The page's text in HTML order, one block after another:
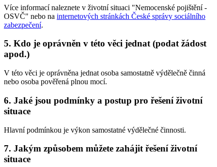
Více informací naleznete v životní situaci "Nemocenské pojištění -
OSVČ" nebo na internetových stránkách České správy sociálního
zabezpečení.
5. Kdo je oprávněn v této věci jednat (podat žádost
apod.)
V této věci je oprávněna jednat osoba samostatně výdělečně činná
nebo osoba pověřená plnou mocí.
6. Jaké jsou podmínky a postup pro řešení životní
situace
Hlavní podmínkou je výkon samostatné výdělečné činnosti.
7. Jakým způsobem můžete zahájit řešení životní
situace